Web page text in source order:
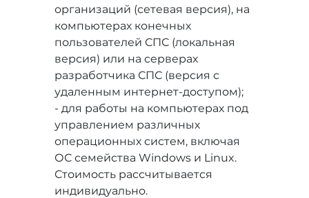
организаций (сетевая версия), на
компьютерах конечных
пользователей СПС (локальная
версия) или на серверах
разработчика СПС (версия с
удаленным интернет-доступом);
- для работы на компьютерах под
управлением различных
операционных систем, включая
ОС семейства Windows и Linux.
Стоимость рассчитывается
индивидуально.